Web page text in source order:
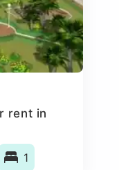
rent in
1